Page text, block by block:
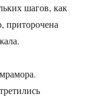
шагов, как
приторочена